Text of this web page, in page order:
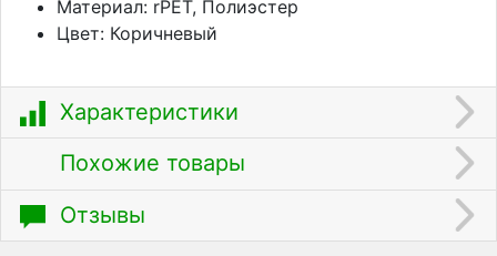
Материал: rPET, Полиэстер
Цвет: Коричневый
Характеристики
Похожие товары
Отзывы